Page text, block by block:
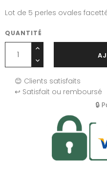
Lot de 5 perles ovales
QUANTITÉ
😊 Clients satisfaits
↩️ Satisfait ou remboursé
🔒